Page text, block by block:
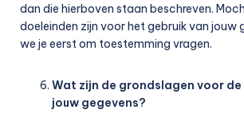
dan die hierboven staan beschreven.
doeleinden zijn voor het gebruik van jouw
we je eerst om toestemming vragen.
Wat zijn de grondslagen voor
jouw gegevens?